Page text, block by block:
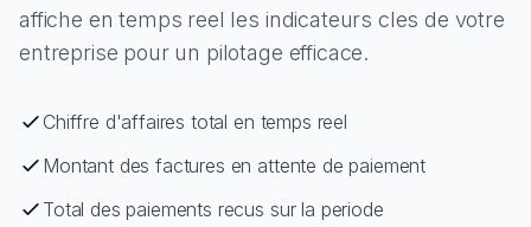
affiche en temps reel les indicateurs cles de votre
entreprise pour un pilotage efficace.
Chiffre d'affaires total en temps reel
Montant des factures en attente de paiement
Total des paiements recus sur la periode